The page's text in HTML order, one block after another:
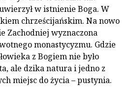
w istnienie Boga. W
chrześcijańskim. Na nowo
Zachodniej wyznaczona
monastycyzmu. Gdzie
z Bogiem nie było
ale dzika natura i jedno z
miejsc do życia – pustynia.